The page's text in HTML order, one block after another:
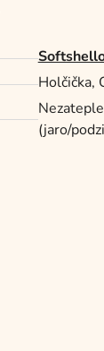
Holčička,
(jaro/